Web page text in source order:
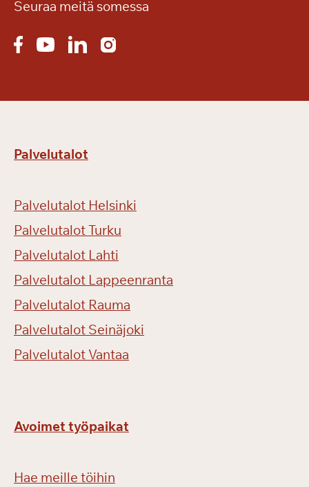
Seuraa meitä somessa
Palvelutalot
Palvelutalot Helsinki
Palvelutalot Turku
Palvelutalot Lahti
Palvelutalot Lappeenranta
Palvelutalot Rauma
Palvelutalot Seinäjoki
Palvelutalot Vantaa
Avoimet työpaikat
Hae meille töihin